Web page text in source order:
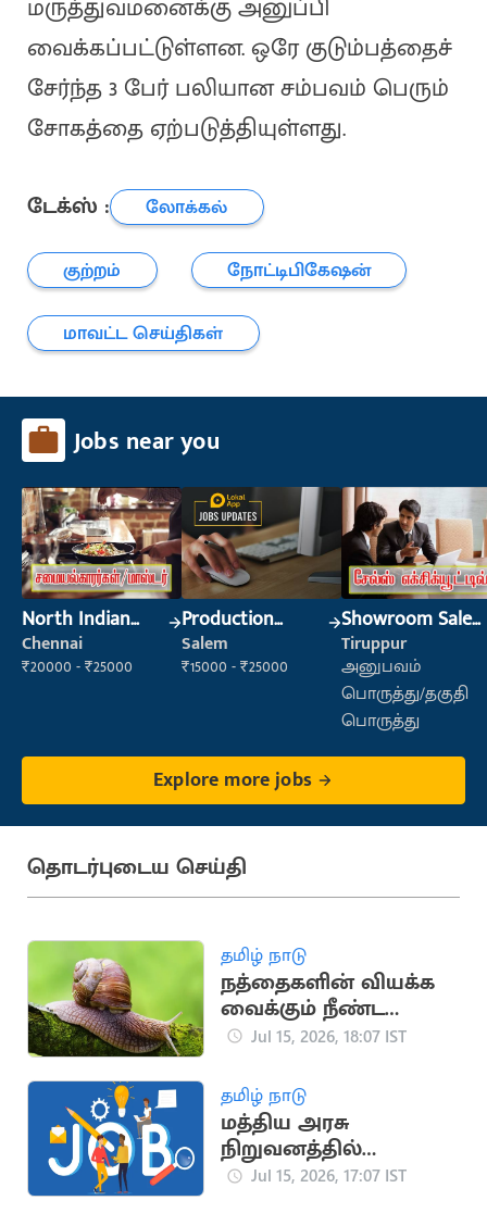
மருத்துவமனைக்கு அனுப்பி
வைக்கப்பட்டுள்ளன. ஒரே குடும்பத்தைச்
சேர்ந்த 3 பேர் பலியான சம்பவம் பெரும்
சோகத்தை ஏற்படுத்தியுள்ளது.
டேக்ஸ் :
லோக்கல்
குற்றம்
நோட்டிபிகேஷன்
மாவட்ட செய்திகள்
Jobs near you
North Indian
Cook
Chennai
₹20000 - ₹25000
Production
Supervisor
Salem
₹15000 - ₹25000
Showroom Sales
Executive (Retail
Sales)
Tiruppur
அனுபவம்
பொருத்து/தகுதி
பொருத்து
Explore more jobs
தொடர்புடைய செய்தி
தமிழ் நாடு
நத்தைகளின் வியக்க
வைக்கும் நீண்ட
ஆயுள் கால
Jul 15, 2026, 18:07 IST
தமிழ் நாடு
மத்திய அரசு
நிறுவனத்தில்
வேலைவாய்ப்பு
Jul 15, 2026, 17:07 IST